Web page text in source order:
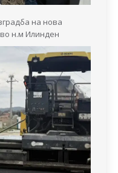
на нова
во н.м Илинден